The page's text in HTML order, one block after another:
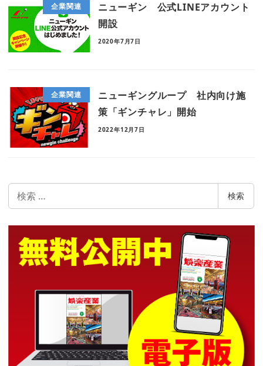
企業関連
ニューギン 公式LINEアカウント
開設
2020年7月7日
企業関連
ニューギングループ 社内向け施
策「ギンチャレ」開始
2022年12月7日
索
検索